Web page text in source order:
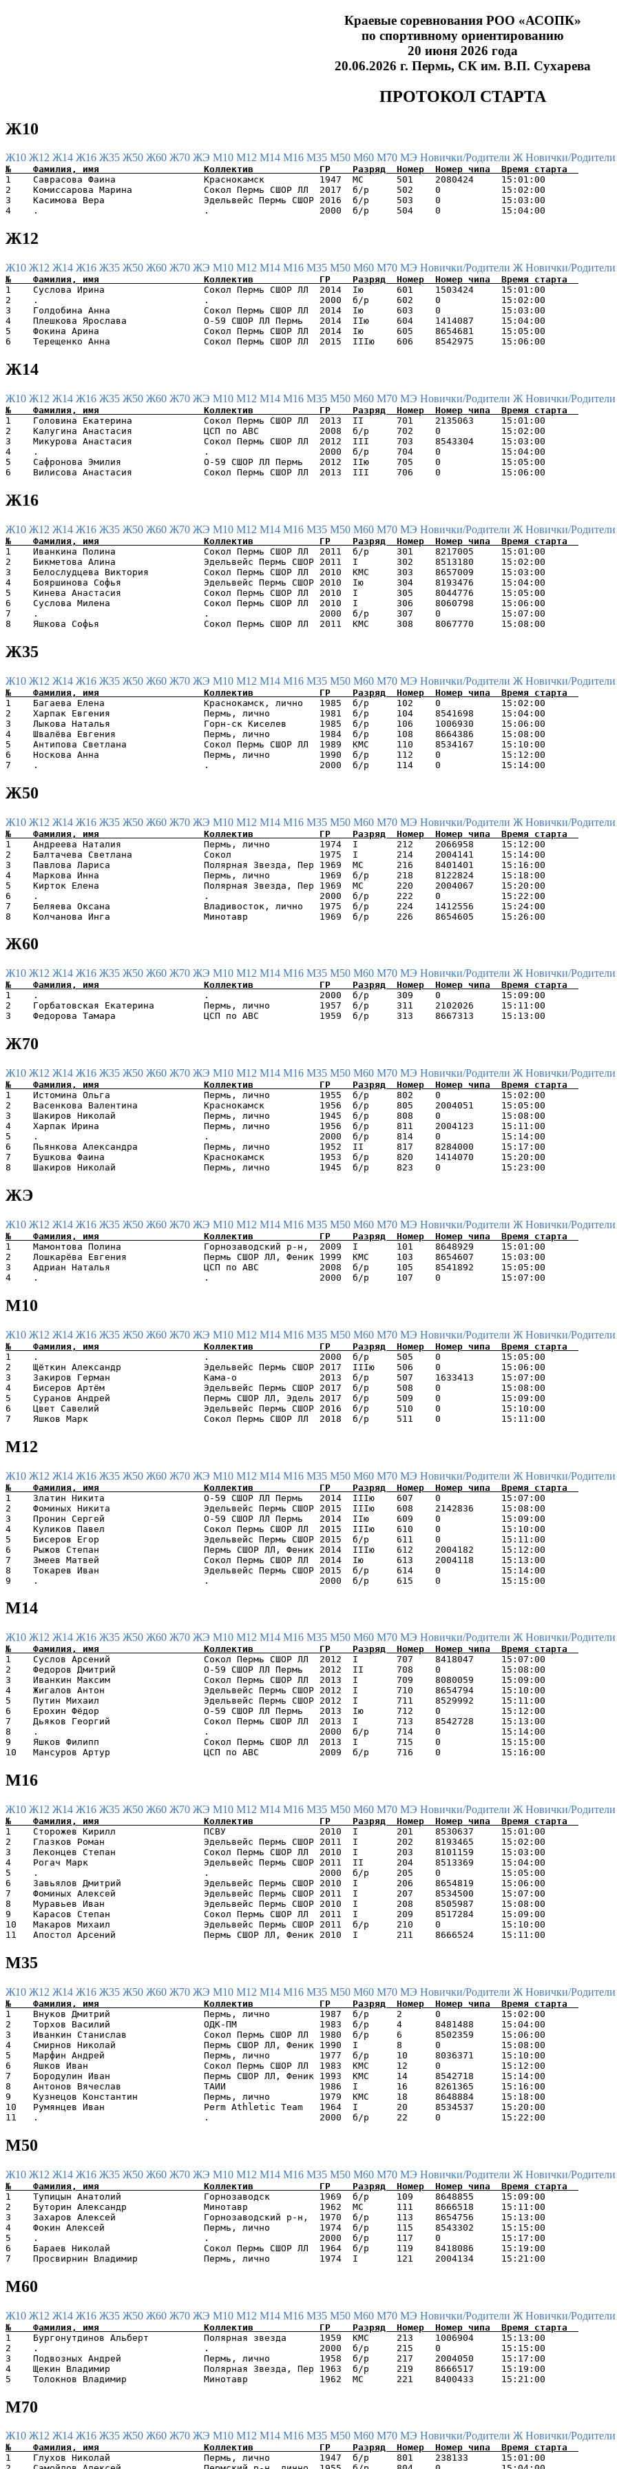
Краевые соревнования РОО «АСОПК»
по спортивному ориентированию
20 июня 2026 года
20.06.2026 г. Пермь, СК им. В.П. Сухарева
ПРОТОКОЛ СТАРТА
Ж10
Ж10 Ж12 Ж14 Ж16 Ж35 Ж50 Ж60 Ж70 ЖЭ М10 М12 М14 М16 М35 М50 М60 М70 МЭ Новички/Родители ЖНовички/
1    Саврасова Фаина                Краснокамск          1947  МС      501    2080424     15:01:00
2    Комиссарова Марина             Сокол Пермь СШОР ЛЛ  2017  б/р     502    0           15:02:00
3    Касимова Вера                  Эдельвейс Пермь СШОР 2016  б/р     503    0           15:03:00
Ж12
Ж10 Ж12 Ж14 Ж16 Ж35 Ж50 Ж60 Ж70 ЖЭ М10 М12 М14 М16 М35 М50 М60 М70 МЭ Новички/Родители Ж Новички/
1    Суслова Ирина                  Сокол Пермь СШОР ЛЛ  2014  Iю      601    1503424     15:01:00
2    .                              .                    2000  б/р     602    0           15:02:00
3    Голдобина Анна                 Сокол Пермь СШОР ЛЛ  2014  Iю      603    0           15:03:00
4    Плешкова Ярослава              O-59 СШОР ЛЛ Пермь   2014  IIю     604    1414087     15:04:00
5    Фокина Арина                   Сокол Пермь СШОР ЛЛ  2014  Iю      605    8654681     15:05:00
Ж14
Ж10 Ж12 Ж14 Ж16 Ж35 Ж50 Ж60 Ж70 ЖЭ М10 М12 М14 М16 М35 М50 М60 М70 МЭ Новички/Родители Ж Новички/
1    Головина Екатерина             Сокол Пермь СШОР ЛЛ  2013  II      701    2135063     15:01:00
2    Калугина Анастасия             ЦСП по АВС           2008  б/р     702    0           15:02:00
3    Микурова Анастасия             Сокол Пермь СШОР ЛЛ  2012  III     703    8543304     15:03:00
4    .                              .                    2000  б/р     704    0           15:04:00
5    Сафронова Эмилия               О-59 СШОР ЛЛ Пермь   2012  IIю     705    0           15:05:00
Ж16
Ж10 Ж12 Ж14 Ж16 Ж35 Ж50 Ж60 Ж70 ЖЭ М10 М12 М14 М16 М35 М50 М60 М70 МЭ Новички/Родители Ж Новички/
1    Иванкина Полина                Сокол Пермь СШОР ЛЛ  2011  б/р     301    8217005     15:01:00
2    Бикметова Алина                Эдельвейс Пермь СШОР 2011  I       302    8513180     15:02:00
3    Белослудцева Виктория          Сокол Пермь СШОР ЛЛ  2010  КМС     303    8657009     15:03:00
4    Бояршинова Софья               Эдельвейс Пермь СШОР 2010  Iю      304    8193476     15:04:00
5    Кинева Анастасия               Сокол Пермь СШОР ЛЛ  2010  I       305    8044776     15:05:00
6    Суслова Милена                 Сокол Пермь СШОР ЛЛ  2010  I       306    8060798     15:06:00
7    .                              .                    2000  б/р     307    0           15:07:00
Ж35
Ж10 Ж12 Ж14 Ж16 Ж35 Ж50 Ж60 Ж70 ЖЭ М10 М12 М14 М16 М35 М50 М60 М70 МЭ Новички/Родители Ж Новички/
1    Багаева Елена                  Краснокамск, лично   1985  б/р     102    0           15:02:00
2    Харпак Евгения                 Пермь, лично         1981  б/р     104    8541698     15:04:00
3    Лыкова Наталья                 Горн-ск Киселев      1985  б/р     106    1006930     15:06:00
4    Швалёва Евгения                Пермь, лично         1984  б/р     108    8664386     15:08:00
5    Антипова Светлана              Сокол Пермь СШОР ЛЛ  1989  КМС     110    8534167     15:10:00
6    Носкова Анна                   Пермь, лично         1990  б/р     112    0           15:12:00
Ж50
Ж10 Ж12 Ж14 Ж16 Ж35 Ж50 Ж60 Ж70 ЖЭ М10 М12 М14 М16 М35 М50 М60 М70 МЭ Новички/Родители Ж Новички/
1    Андреева Наталия               Пермь, лично         1974  I       212    2066958     15:12:00
2    Балтачева Светлана             Сокол                1975  I       214    2004141     15:14:00
3    Павлова Лариса                 Полярная Звезда, Пер 1969  МС      216    8401401     15:16:00
4    Маркова Инна                   Пермь, лично         1969  б/р     218    8122824     15:18:00
5    Кирток Елена                   Полярная Звезда, Пер 1969  МС      220    2004067     15:20:00
6    .                              .                    2000  б/р     222    0           15:22:00
7    Беляева Оксана                 Владивосток, лично   1975  б/р     224    1412556     15:24:00
Ж60
Ж10 Ж12 Ж14 Ж16 Ж35 Ж50 Ж60 Ж70 ЖЭ М10 М12 М14 М16 М35 М50 М60 М70 МЭ Новички/Родители Ж Новички/
1    .                              .                    2000  б/р     309    0           15:09:00
2    Горбатовская Екатерина         Пермь, лично         1957  б/р     311    2102026     15:11:00
Ж70
Ж10 Ж12 Ж14 Ж16 Ж35 Ж50 Ж60 Ж70 ЖЭ М10 М12 М14 М16 М35 М50 М60 М70 МЭ Новички/Родители Ж Новички/
1    Истомина Ольга                 Пермь, лично         1955  б/р     802    0           15:02:00
2    Васенкова Валентина            Краснокамск          1956  б/р     805    2004051     15:05:00
3    Шакиров Николай                Пермь, лично         1945  б/р     808    0           15:08:00
4    Харпак Ирина                   Пермь, лично         1956  б/р     811    2004123     15:11:00
5    .                              .                    2000  б/р     814    0           15:14:00
6    Пьянкова Александра            Пермь, лично         1952  II      817    8284000     15:17:00
7    Бушкова Фаина                  Краснокамск          1953  б/р     820    1414070     15:20:00
ЖЭ
Ж10 Ж12 Ж14 Ж16 Ж35 Ж50 Ж60 Ж70 ЖЭ М10 М12 М14 М16 М35 М50 М60 М70 МЭ Новички/Родители Ж Новички/
1    Мамонтова Полина               Горнозаводский р-н,  2009  I       101    8648929     15:01:00
2    Лошкарёва Евгения              Пермь СШОР ЛЛ, Феник 1999  КМС     103    8654607     15:03:00
3    Адриан Наталья                 ЦСП по АВС           2008  б/р     105    8541892     15:05:00
М10
Ж10 Ж12 Ж14 Ж16 Ж35 Ж50 Ж60 Ж70 ЖЭ М10 М12 М14 М16 М35 М50 М60 М70 МЭ Новички/Родители Ж Новички/
1    .                              .                    2000  б/р     505    0           15:05:00
2    Щёткин Александр               Эдельвейс Пермь СШОР 2017  IIIю    506    0           15:06:00
3    Закиров Герман                 Кама-о               2013  б/р     507    1633413     15:07:00
4    Бисеров Артём                  Эдельвейс Пермь СШОР 2017  б/р     508    0           15:08:00
5    Суранов Андрей                 Пермь СШОР ЛЛ, Эдель 2017  б/р     509    0           15:09:00
6    Цвет Савелий                   Эдельвейс Пермь СШОР 2016  б/р     510    0           15:10:00
М12
Ж10 Ж12 Ж14 Ж16 Ж35 Ж50 Ж60 Ж70 ЖЭ М10 М12 М14 М16 М35 М50 М60 М70 МЭ Новички/Родители Ж Новички/
1    Златин Никита                  O-59 СШОР ЛЛ Пермь   2014  IIIю    607    0           15:07:00
2    Фоминых Никита                 Эдельвейс Пермь СШОР 2015  IIIю    608    2142836     15:08:00
3    Пронин Сергей                  О-59 СШОР ЛЛ Пермь   2014  IIю     609    0           15:09:00
4    Куликов Павел                  Сокол Пермь СШОР ЛЛ  2015  IIIю    610    0           15:10:00
5    Бисеров Егор                   Эдельвейс Пермь СШОР 2015  б/р     611    0           15:11:00
6    Рыжов Степан                   Пермь СШОР ЛЛ, Феник 2014  IIIю    612    2004182     15:12:00
7    Змеев Матвей                   Сокол Пермь СШОР ЛЛ  2014  Iю      613    2004118     15:13:00
8    Токарев Иван                   Эдельвейс Пермь СШОР 2015  б/р     614    0           15:14:00
М14
Ж10 Ж12 Ж14 Ж16 Ж35 Ж50 Ж60 Ж70 ЖЭ М10 М12 М14 М16 М35 М50 М60 М70 МЭ Новички/Родители Ж Новички/
1    Суслов Арсений                 Сокол Пермь СШОР ЛЛ  2012  I       707    8418047     15:07:00
2    Федоров Дмитрий                О-59 СШОР ЛЛ Пермь   2012  II      708    0           15:08:00
3    Иванкин Максим                 Сокол Пермь СШОР ЛЛ  2013  I       709    8080059     15:09:00
4    Жигалов Антон                  Эдельвейс Пермь СШОР 2012  I       710    8654794     15:10:00
5    Путин Михаил                   Эдельвейс Пермь СШОР 2012  I       711    8529992     15:11:00
6    Ерохин Фёдор                   О-59 СШОР ЛЛ Пермь   2013  Iю      712    0           15:12:00
7    Дьяков Георгий                 Сокол Пермь СШОР ЛЛ  2013  I       713    8542728     15:13:00
8    .                              .                    2000  б/р     714    0           15:14:00
9    Яшков Филипп                   Сокол Пермь СШОР ЛЛ  2013  I       715    0           15:15:00
М16
Ж10 Ж12 Ж14 Ж16 Ж35 Ж50 Ж60 Ж70 ЖЭ М10 М12 М14 М16 М35 М50 М60 М70 МЭ Новички/Родители Ж Новички/
1    Сторожев Кирилл                ПСВУ                 2010  I       201    8530637     15:01:00
2    Глазков Роман                  Эдельвейс Пермь СШОР 2011  I       202    8193465     15:02:00
3    Леконцев Степан                Сокол Пермь СШОР ЛЛ  2010  I       203    8101159     15:03:00
4    Рогач Марк                     Эдельвейс Пермь СШОР 2011  II      204    8513369     15:04:00
5    .                              .                    2000  б/р     205    0           15:05:00
6    Завьялов Дмитрий               Эдельвейс Пермь СШОР 2010  I       206    8654819     15:06:00
7    Фоминых Алексей                Эдельвейс Пермь СШОР 2011  I       207    8534500     15:07:00
8    Муравьев Иван                  Эдельвейс Пермь СШОР 2010  I       208    8505987     15:08:00
9    Карасов Степан                 Сокол Пермь СШОР ЛЛ  2011  I       209    8517284     15:09:00
10   Макаров Михаил                 Эдельвейс Пермь СШОР 2011  б/р     210    0           15:10:00
М35
Ж10 Ж12 Ж14 Ж16 Ж35 Ж50 Ж60 Ж70 ЖЭ М10 М12 М14 М16 М35 М50 М60 М70 МЭ Новички/Родители Ж Новички/
1    Внуков Дмитрий                 Пермь, лично         1987  б/р     2      0           15:02:00
2    Торхов Василий                 ОДК-ПМ               1983  б/р     4      8481488     15:04:00
3    Иванкин Станислав              Сокол Пермь СШОР ЛЛ  1980  б/р     6      8502359     15:06:00
4    Смирнов Николай                Пермь СШОР ЛЛ, Феник 1990  I       8      0           15:08:00
5    Марфин Андрей                  Пермь, лично         1977  б/р     10     8036371     15:10:00
6    Яшков Иван                     Сокол Пермь СШОР ЛЛ  1983  КМС     12     0           15:12:00
7    Бородулин Иван                 Пермь СШОР ЛЛ, Феник 1993  КМС     14     8542718     15:14:00
8    Антонов Вячеслав               ТАИИ                 1986  I       16     8261365     15:16:00
9    Кузнецов Константин            Пермь, лично         1979  КМС     18     8648884     15:18:00
10   Румянцев Иван                  Perm Athletic Team   1964  I       20     8534537     15:20:00
М50
Ж10 Ж12 Ж14 Ж16 Ж35 Ж50 Ж60 Ж70 ЖЭ М10 М12 М14 М16 М35 М50 М60 М70 МЭ Новички/Родители Ж Новички/
1    Тупицын Анатолий               Горнозаводск         1969  б/р     109    8648855     15:09:00
2    Буторин Александр              Минотавр             1962  МС      111    8666518     15:11:00
3    Захаров Алексей                Горнозаводский р-н,  1970  б/р     113    8654756     15:13:00
4    Фокин Алексей                  Пермь, лично         1974  б/р     115    8543302     15:15:00
5    .                              .                    2000  б/р     117    0           15:17:00
6    Бараев Николай                 Сокол Пермь СШОР ЛЛ  1964  б/р     119    8418086     15:19:00
М60
Ж10 Ж12 Ж14 Ж16 Ж35 Ж50 Ж60 Ж70 ЖЭ М10 М12 М14 М16 М35 М50 М60 М70 МЭ Новички/Родители Ж Новички/
1    Бургонутдинов Альберт          Полярная звезда      1959  КМС     213    1006904     15:13:00
2    .                              .                    2000  б/р     215    0           15:15:00
3    Подвозных Андрей               Пермь, лично         1958  б/р     217    2004050     15:17:00
4    Щекин Владимир                 Полярная Звезда, Пер 1963  б/р     219    8666517     15:19:00
М70
Ж10 Ж12 Ж14 Ж16 Ж35 Ж50 Ж60 Ж70 ЖЭ М10 М12 М14 М16 М35 М50 М60 М70 МЭ Новички/Родители ЖНовички/
1    Глухов Николай                 Пермь, лично         1947  б/р     801    238133      15:01:00